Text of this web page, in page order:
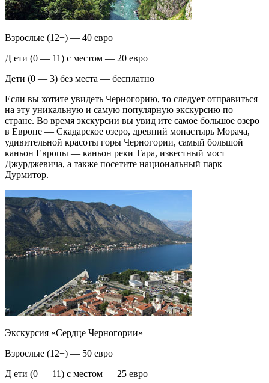
Взрослые (12+) — 40 евро
Д ети (0 — 11) с местом — 20 евро
Дети (0 — 3) без места — бесплатно
Если вы хотите увидеть Черногорию, то следует отправиться
на эту уникальную и самую популярную экскурсию по
стране. Во время экскурсии вы увид ите самое большое озеро
в Европе — Скадарское озеро, древний монастырь Морача,
удивительной красоты горы Черногории, самый большой
каньон Европы — каньон реки Тара, известный мост
Джурджевича, а также посетите национальный парк
Дурмитор.
Экскурсия «Сердце Черногории»
Взрослые (12+) — 50 евро
Д ети (0 — 11) с местом — 25 евро